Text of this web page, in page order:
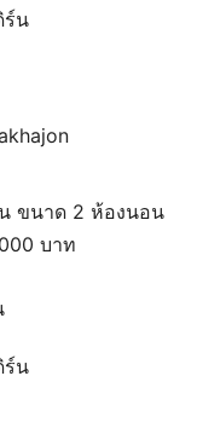
ขนาด 2 ห้องนอน
บาท